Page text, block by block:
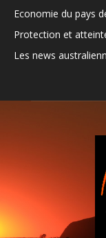
Economie du pays
Protection et
Les news